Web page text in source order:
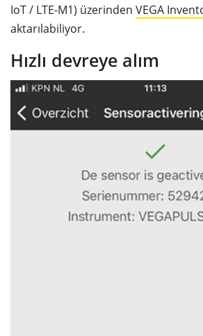
IoT / LTE-M1) üzerinden VEGA
aktarılabiliyor.
Hızlı devreye alım